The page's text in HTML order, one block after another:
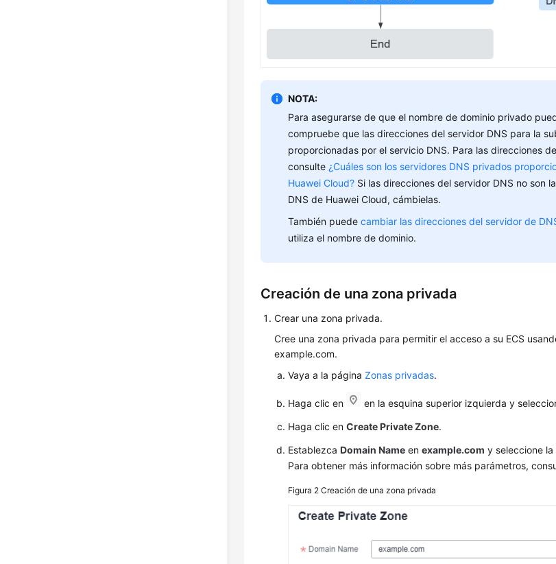
NOTA:
Para asegurarse de que el nombre de dominio privado
compruebe que las direcciones del servidor DNS para la
proporcionadas por el servicio DNS. Para las direcciones
consulte ¿Cuáles son los servidores DNS privados
Huawei Cloud? Si las direcciones del servidor DNS no son
DNS de Huawei Cloud, cámbielas.
También puedecambiar las direcciones del servidor de
utiliza el nombre de dominio.
Creación de una zona privada
Crear una zona privada.
Cree una zona privada para permitir el acceso a su ECS
example.com.
Vaya a la páginaZonas privadas.
Haga clic en
en la esquina superior izquierda y
Haga clic enCreate Private Zone.
EstablezcaDomain Name enexample.com y seleccione la
Para obtener más información sobre más parámetros,
Figura 2Creación de una zona privada